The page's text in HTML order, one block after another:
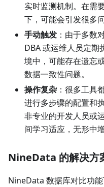
实时监测机制。在需
下，可能会引发很多问
手动触发 ：由于多数
DBA 或运维人员定期
境中，可能存在遗忘
数据一致性问题。
操作复杂 ：很多工具
进行多步骤的配置和
非专业的开发人员或
间学习适应，无形中
NineData 的解决方
NineData 数据库对比功